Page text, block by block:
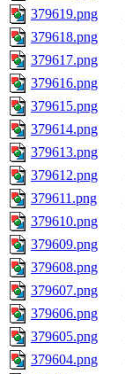
379619.png
379618.png
379617.png
379616.png
379615.png
379614.png
379613.png
379612.png
379611.png
379610.png
379609.png
379608.png
379607.png
379606.png
379605.png
379604.png